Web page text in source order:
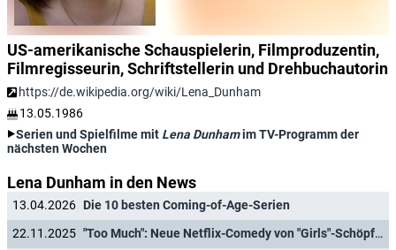
US-amerikanische Schauspielerin, Filmproduzentin,
Filmregisseurin, Schriftstellerin und Drehbuchautorin
https://de.wikipedia.org/wiki/Lena_Dunham
13.05.1986
Serien und Spielfilme mit Lena Dunhamim TV-Programm der
nächsten Wochen
Lena Dunham in den News
13.04.2026 Die 10 besten Coming-of-Age-Serien
22.11.2025
"Too Much": Neue Netflix-Comedy von "Girls"-Schöpferin Lena Dunham abgesetzt